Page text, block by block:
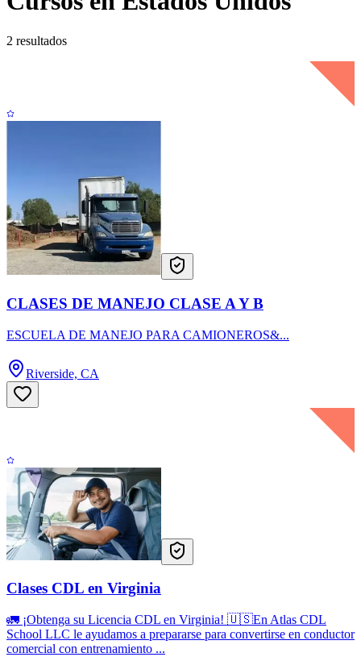
2 resultados
CLASES DE MANEJO CLASE A Y B
ESCUELA DE MANEJO PARA CAMIONEROS&...
Riverside, CA
Clases CDL en Virginia
🚛 ¡Obtenga su Licencia CDL en Virginia! 🇺🇸En Atlas CDL
School LLC le ayudamos a prepararse para convertirse en conductor
comercial con entrenamiento ...